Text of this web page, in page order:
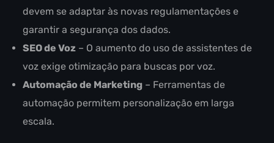
devem se adaptar às novas regulamentações e
garantir a segurança dos dados.
SEO de Voz – O aumento do uso de assistentes de
voz exige otimização para buscas por voz.
Automação de Marketing – Ferramentas de
automação permitem personalização em larga
escala.